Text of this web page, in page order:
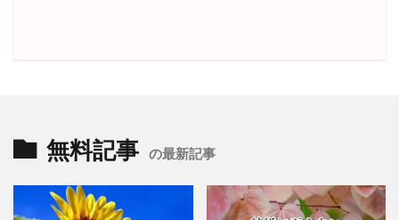
無料記事 の最新記事